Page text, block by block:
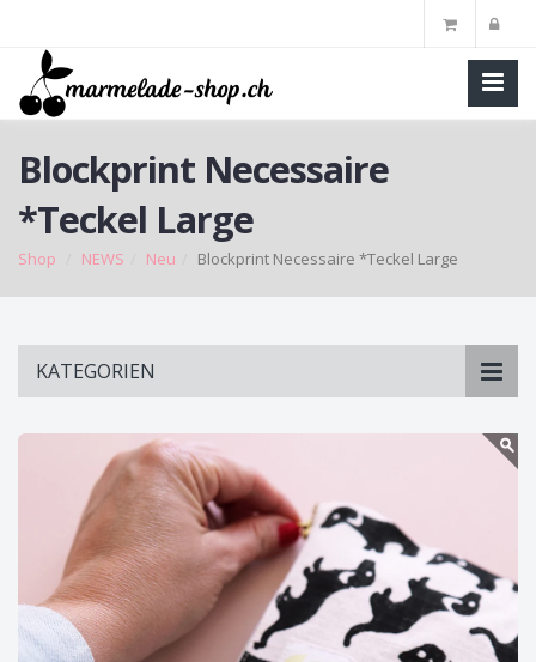
Blockprint Necessaire
*Teckel Large
Shop NEWS Neu Blockprint Necessaire *Teckel Large
content
KATEGORIEN